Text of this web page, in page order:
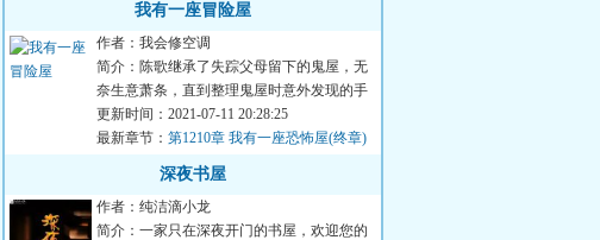
我有一座冒险屋
作者：我会修空调
简介：陈歌继承了失踪父母留下的鬼屋，无
奈生意萧条，直到整理鬼屋时意外发现的手
机改变了这一切。只要完...
更新时间：2021-07-11 20:28:25
最新章节： 第1210章 我有一座恐怖屋(终章)
深夜书屋
作者：纯洁滴小龙
简介：一家只在深夜开门的书屋，欢迎您的